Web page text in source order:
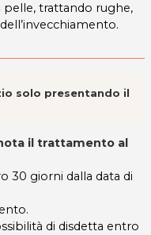
pelle, trattando rughe,
solo presentando il
il trattamento al
30 giorni dalla data di
di disdetta entro